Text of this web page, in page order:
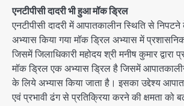
एनटीपीसी दादरी भी हुआ मॉक ड्रिल
एनटीपीसी दादरी में आपातकालीन स्थिति से
अभ्यास किया गया मॉक ड्रिल अभ्यास में
जिसमें जिलाधिकारी महोदय श्री मनीष कुमार द्वारा
मॉक ड्रिल एक अभ्यास ड्रिल है जिसमें
के लिये अभ्यास किया जाता है। इसका उद्देश्य
एवं प्रभावी ढंग से प्रतिक्रिया करने की क्षमता को